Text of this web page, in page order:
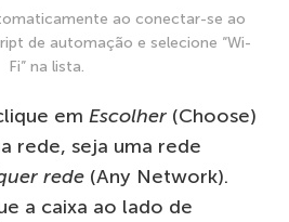
ao conectar-se ao
de automação e selecione “Wi-
Fi” na lista.
em Escolher (Choose)
rede, seja uma rede
rede (Any Network).
a caixa ao lado de